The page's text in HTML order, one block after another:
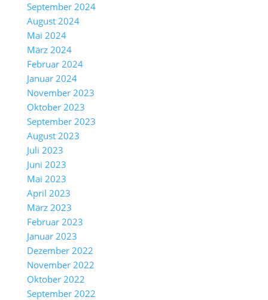
September 2024
August 2024
Mai 2024
März 2024
Februar 2024
Januar 2024
November 2023
Oktober 2023
September 2023
August 2023
Juli 2023
Juni 2023
Mai 2023
April 2023
März 2023
Februar 2023
Januar 2023
Dezember 2022
November 2022
Oktober 2022
September 2022